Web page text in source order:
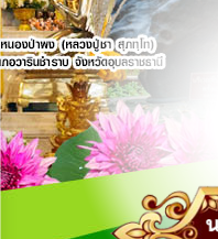
การ
เปิด
เผย
ข้อมูล
สาธารณะ
OIT
การ
ปฏิสัมพันธ์